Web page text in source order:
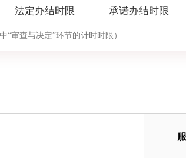
法定办结时限 承诺办结时限
“审查与决定”环节的计时时限）